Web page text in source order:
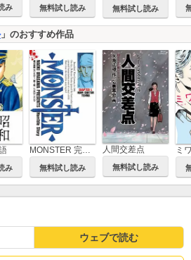
み 無料試し読み 無料試し読み
」のおすすめ作品
み
MONSTER 完全版 デジタルVer.
無料試し読み
人間交差点
無料試し読み
ウェブで読む